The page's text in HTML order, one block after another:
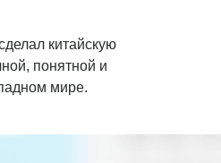
китайскую
понятной и
мире.